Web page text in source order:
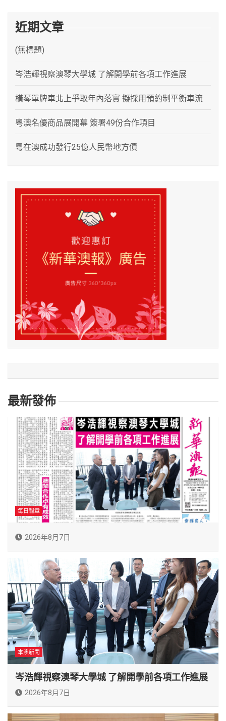
近期文章
(無標題)
岑浩輝視察澳琴大學城 了解開學前各項工作進展
橫琴單牌車北上爭取年內落實 擬採用預約制平衡車流
粵澳名優商品展開幕 簽署49份合作項目
粵在澳成功發行25億人民幣地方債
最新發佈
每日報章
2026年8月7日
本澳新聞
岑浩輝視察澳琴大學城 了解開學前各項工作進展
2026年8月7日